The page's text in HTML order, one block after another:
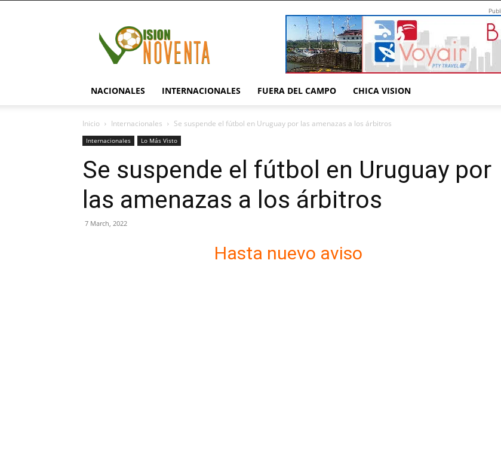
NACIONALES INTERNACIONALES FUERA DEL CAMPO CHICA VISION
Inicio Internacionales Se suspende el fútbol en Uruguay por las amenazas a los árbitros
Internacionales Lo Más Visto
Se suspende el fútbol en Uruguay por
las amenazas a los árbitros
7 March, 2022
Hasta nuevo aviso